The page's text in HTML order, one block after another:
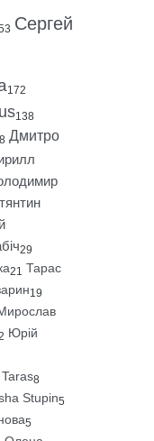
Сергей
172
138
Дмитро
29
21 Тарас
19
Юрій
8
Stupin5
5